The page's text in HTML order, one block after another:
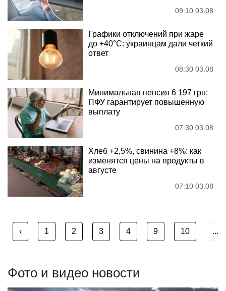
09:10 03.08
Графики отключений при жаре
до +40°C: украинцам дали четкий
ответ
08:30 03.08
Минимальная пенсия 6 197 грн:
ПФУ гарантирует повышенную
выплату
07:30 03.08
Хлеб +2,5%, свинина +8%: как
изменятся цены на продукты в
августе
07:10 03.08
‹ 1 2 3 4 9 10 ...
Фото и видео новости